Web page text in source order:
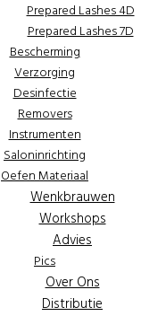
Prepared Lashes 4D
Prepared Lashes 7D
Bescherming
Verzorging
Desinfectie
Removers
Instrumenten
Saloninrichting
Oefen Materiaal
Wenkbrauwen
Workshops
Advies
Pics
Over Ons
Distributie